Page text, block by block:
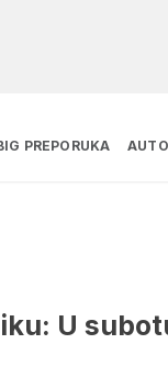
PREPORUKA
U